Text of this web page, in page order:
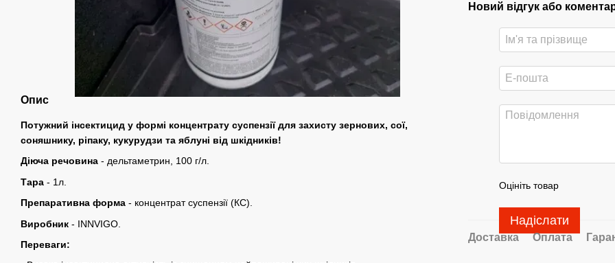
Опис
Потужний інсектицид у формі концентрату суспензії для захисту зернових, сої,
соняшнику, ріпаку, кукурудзи та яблуні від шкідників!
Діюча речовина - дельтаметрин, 100 г/л.
Тара - 1л.
Препаративна форма - концентрат суспензії (КС).
Виробник - INNVIGO.
Переваги:
Новий відгук або
Оцініть товар
Надіслати
Доставка Оплата